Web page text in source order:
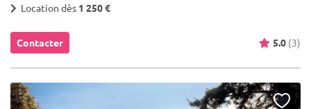
Location dès 1 250 €
Contacter 5.0 (3)